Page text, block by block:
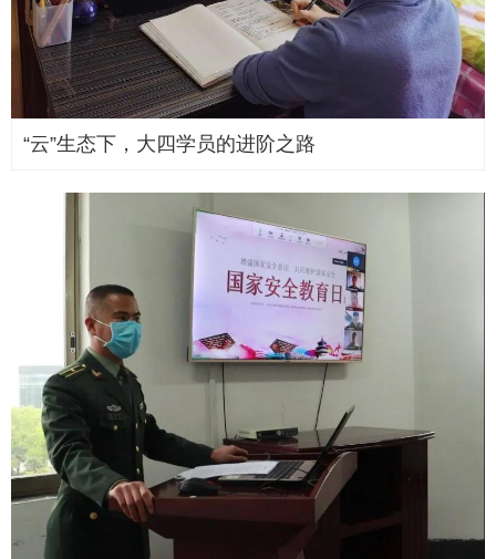
“云”生态下，大四学员的进阶之路